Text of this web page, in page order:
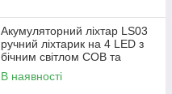
Акумуляторний ліхтар LS03
ручний ліхтарик на 4 LED з
бічним світлом COB та
зарядкою від USB
В наявності